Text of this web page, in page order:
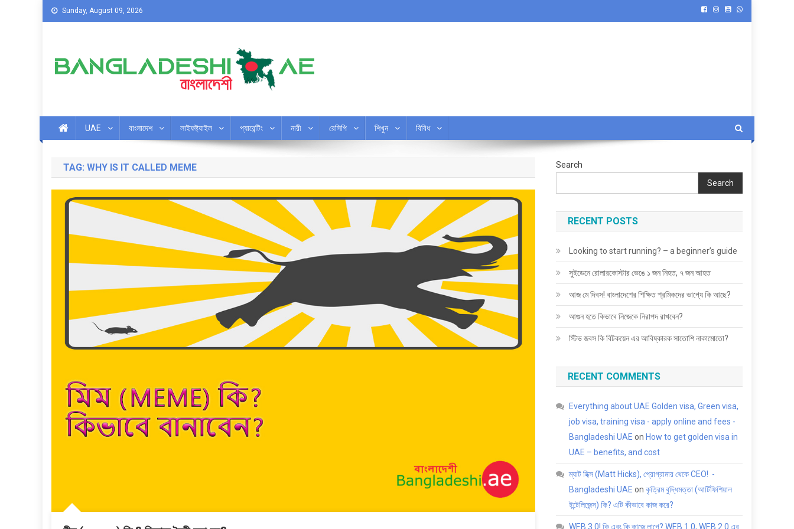
Skip
to
Sunday, August 09, 2026
UAE বাংলাদেশ লাইফষ্ট্যাইল প্যারেন্টিং নারী রেসিপি শিখুন বিবিধ
TAG: WHY IS IT CALLED MEME
Search
Search
RECENT POSTS
Looking to start running? – a beginner’s guide
সুইডেনে রোলারকোস্টার ভেঙে ১ জন নিহত, ৭ জন আহত
আজ মে দিবস! বাংলাদেশের শিক্ষিত শ্রমিকদের ভাগ্যে কি আছে?
আগুন হতে কিভাবে নিজেকে নিরাপদ রাখবেন?
স্টিভ জবস কি বিটকয়েন এর আবিষ্কারক সাতোশি নাকামোতো?
RECENT COMMENTS
Everything about UAE Golden visa, Green visa,
job visa, training visa - apply online and fees -
Bangladeshi UAE on How to get golden visa in
UAE – benefits, and cost
ম্যাট হিক্স (Matt Hicks), প্রোগ্রামার থেকে CEO! -
Bangladeshi UAE onকৃত্রিম বুদ্ধিমত্তা (আর্টিফিশিয়াল
ইন্টেলিজেন্স) কি? এটি কীভাবে কাজ করে?
WEB 3.0! কি এবং কি কাজে লাগে? WEB 1.0, WEB 2.0 এর